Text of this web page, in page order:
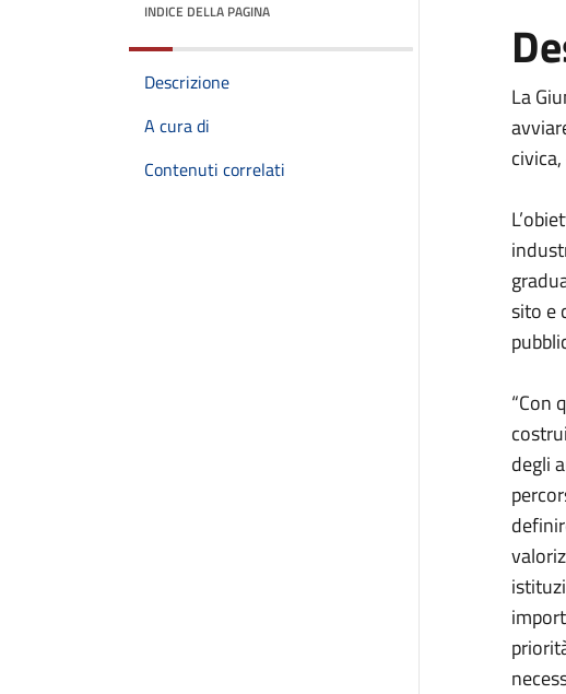
INDICE DELLA PAGINA
Descrizione
A cura di
Contenuti correlati
La
sito e
“Con
degli